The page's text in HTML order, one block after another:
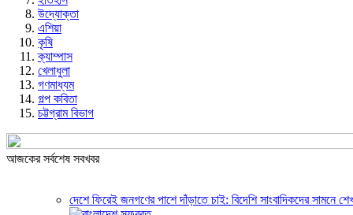
উদ্যোক্তা
এশিয়া
কৃষি
ক্যাম্পাস
খেলাধুলা
গণমাধ্যম
গল্প ক‌বিতা
চট্টগ্রাম বিভাগ
আজকের সর্বশেষ সবখবর
দেশে ফিরেই জনগণের পাশে দাঁড়াতে চাই: বিদেশি সাংবাদিকদের সামনে